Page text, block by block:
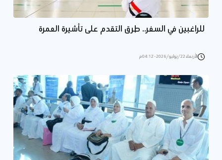
للراغبين في السفر.. طرق التقدم على تأشيرة العمرة
الأربعاء 22/يوليو/2026 - 04:12 م